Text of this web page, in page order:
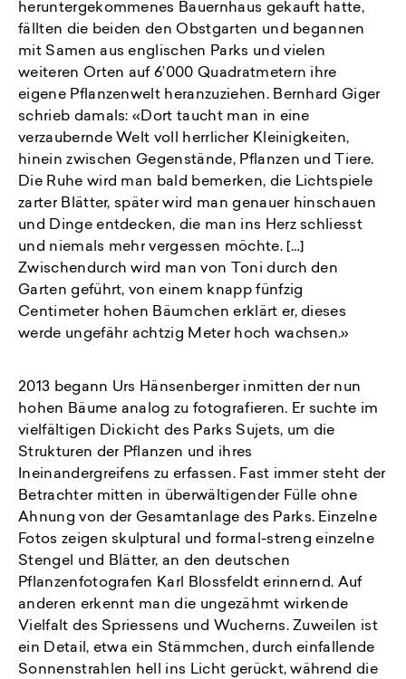
heruntergekommenes Bauernhaus gekauft hatte,
fällten die beiden den Obstgarten und begannen
mit Samen aus englischen Parks und vielen
weiteren Orten auf 6’000 Quadratmetern ihre
eigene Pflanzenwelt heranzuziehen. Bernhard Giger
schrieb damals: «Dort taucht man in eine
verzaubernde Welt voll herrlicher Kleinigkeiten,
hinein zwischen Gegenstände, Pflanzen und Tiere.
Die Ruhe wird man bald bemerken, die Lichtspiele
zarter Blätter, später wird man genauer hinschauen
und Dinge entdecken, die man ins Herz schliesst
und niemals mehr vergessen möchte. […]
Zwischendurch wird man von Toni durch den
Garten geführt, von einem knapp fünfzig
Centimeter hohen Bäumchen erklärt er, dieses
werde ungefähr achtzig Meter hoch wachsen.»
2013 begann Urs Hänsenberger inmitten der nun
hohen Bäume analog zu fotografieren. Er suchte im
vielfältigen Dickicht des Parks Sujets, um die
Strukturen der Pflanzen und ihres
Ineinandergreifens zu erfassen. Fast immer steht der
Betrachter mitten in überwältigender Fülle ohne
Ahnung von der Gesamtanlage des Parks. Einzelne
Fotos zeigen skulptural und formal-streng einzelne
Stengel und Blätter, an den deutschen
Pflanzenfotografen Karl Blossfeldt erinnernd. Auf
anderen erkennt man die ungezähmt wirkende
Vielfalt des Spriessens und Wucherns. Zuweilen ist
ein Detail, etwa ein Stämmchen, durch einfallende
Sonnenstrahlen hell ins Licht gerückt, während die